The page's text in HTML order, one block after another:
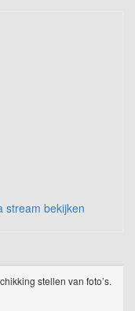
stream bekijken
stellen van foto’s.